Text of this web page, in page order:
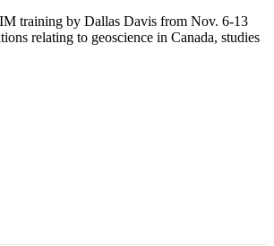
training by Dallas Davis from Nov. 6-13
relating to geoscience in Canada, studies